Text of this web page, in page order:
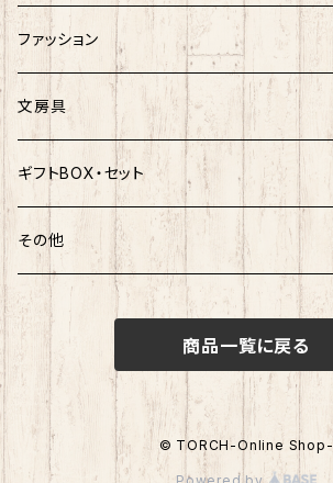
ぐでたま
ポムポムプリン
ポチャッコ
ばつ丸
マイメロディ
けろっぴ
タキシードサム
こぎみゅん
ご当地ベア
スヌーピー
赤べこ・ガラガラべこ
マッチョシリーズ
もちシリーズ
旅するマメしば
旅カワウソ・しばいぬ
楽天ゴールデンイーグルス×おえかきさん
楽天ゴールデンイーグルス×ご当地ベア
ネコムネandシバ×鳥獣戯画
楽天ゴールデンイーグルス×もちシリーズ
サンリオ×ご当地ベア
秋田犬
しばっころ
わさお
むすび丸
ホヤぼーや
キティ
ネコムネandシバ
ご当地ベア
秋田犬
しばっころ
わさお
むすび丸
ネコムネandシバ
ホヤぼーや
スヌーピー
秋田犬
わさお
むすび丸
ネコムネ
ゆきお
ホヤぼーや
秋田犬
キティ
むすび丸
ミニオン
わさお
ネコムネandシバ
ファッション
Tシャツ
ネクタイ
靴下
ルームシューズ
パーカー・トレーナー
文房具
ボールペン
マグネット
クリアファイル
ステッカー
ピンバッチ
ギフトBOX・セット
福袋
その他
トートバック
その他雑貨
ホヤぼーや
ボクサーパンツ
商品一覧に戻る
© TORCH-Online Shop-